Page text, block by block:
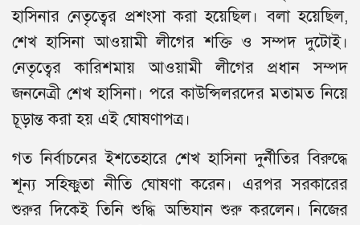
হাসিনার নেতৃত্বের প্রশংসা করা হয়েছিল। বলা হয়েছিল,
শেখ হাসিনা আওয়ামী লীগের শক্তি ও সম্পদ দুটোই।
নেতৃত্বের কারিশমায় আওয়ামী লীগের প্রধান সম্পদ
জননেত্রী শেখ হাসিনা। পরে কাউন্সিলরদের মতামত নিয়ে
চূড়ান্ত করা হয় এই ঘোষণাপত্র।
গত নির্বাচনের ইশতেহারে শেখ হাসিনা দুর্নীতির বিরুদ্ধে
শূন্য সহিষ্ণুতা নীতি ঘোষণা করেন। এরপর সরকারের
শুরুর দিকেই তিনি শুদ্ধি অভিযান শুরু করলেন। নিজের